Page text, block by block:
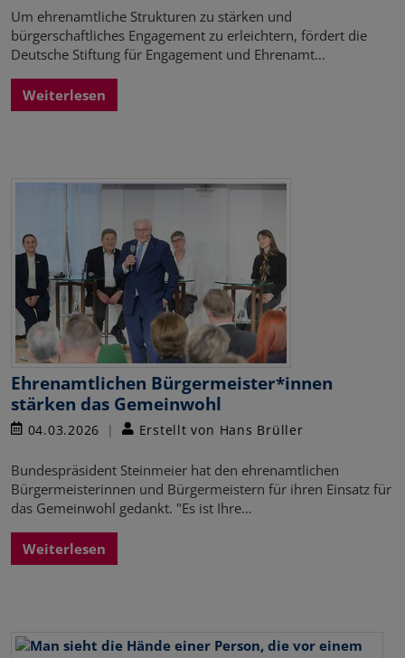
Um ehrenamtliche Strukturen zu stärken und
bürgerschaftliches Engagement zu erleichtern, fördert die
Deutsche Stiftung für Engagement und Ehrenamt…
Weiterlesen
Ehrenamtlichen Bürgermeister*innen
stärken das Gemeinwohl
04.03.2026 Erstellt von Hans Brüller
Bundespräsident Steinmeier hat den ehrenamtlichen
Bürgermeisterinnen und Bürgermeistern für ihren Einsatz für
das Gemeinwohl gedankt. "Es ist Ihre…
Weiterlesen